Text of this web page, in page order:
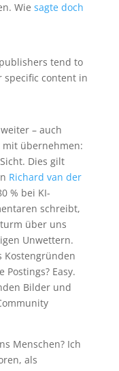
Wie sagte doch
tend to
specific content in
– auch
übernehmen:
Dies gilt
Richard van der
% bei KI-
schreibt,
über uns
Unwettern.
Kostengründen
Easy.
Bilder und
Menschen? Ich
als